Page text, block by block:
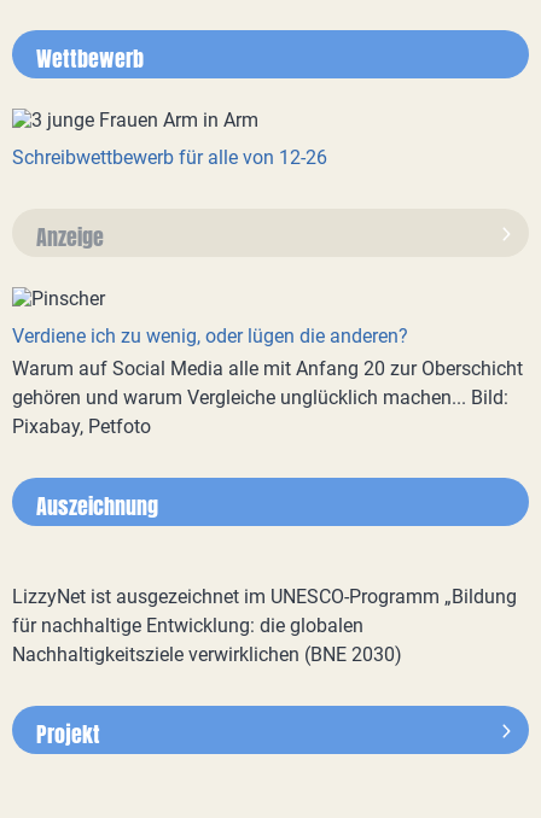
Wettbewerb
Schreibwettbewerb für alle von 12-26
Anzeige
Verdiene ich zu wenig, oder lügen die anderen?
Warum auf Social Media alle mit Anfang 20 zur Oberschicht
gehören und warum Vergleiche unglücklich machen... Bild:
Pixabay, Petfoto
Auszeichnung
LizzyNet ist ausgezeichnet im UNESCO-Programm „Bildung
für nachhaltige Entwicklung: die globalen
Nachhaltigkeitsziele verwirklichen (BNE 2030)
Projekt